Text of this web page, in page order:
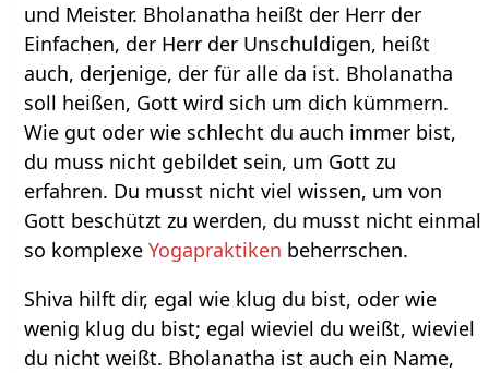
und Meister. Bholanatha heißt der Herr der
Einfachen, der Herr der Unschuldigen, heißt
auch, derjenige, der für alle da ist. Bholanatha
soll heißen, Gott wird sich um dich kümmern.
Wie gut oder wie schlecht du auch immer bist,
du muss nicht gebildet sein, um Gott zu
erfahren. Du musst nicht viel wissen, um von
Gott beschützt zu werden, du musst nicht einmal
so komplexeYogapraktiken beherrschen.
Shiva hilft dir, egal wie klug du bist, oder wie
wenig klug du bist; egal wieviel du weißt, wieviel
du nicht weißt. Bholanatha ist auch ein Name,